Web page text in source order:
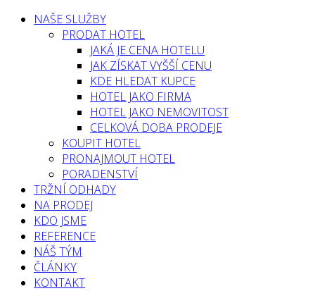
NAŠE SLUŽBY
PRODAT HOTEL
JAKÁ JE CENA HOTELU
JAK ZÍSKAT VYŠŠÍ CENU
KDE HLEDAT KUPCE
HOTEL JAKO FIRMA
HOTEL JAKO NEMOVITOST
CELKOVÁ DOBA PRODEJE
KOUPIT HOTEL
PRONAJMOUT HOTEL
PORADENSTVÍ
TRŽNÍ ODHADY
NA PRODEJ
KDO JSME
REFERENCE
NÁŠ TÝM
ČLÁNKY
KONTAKT